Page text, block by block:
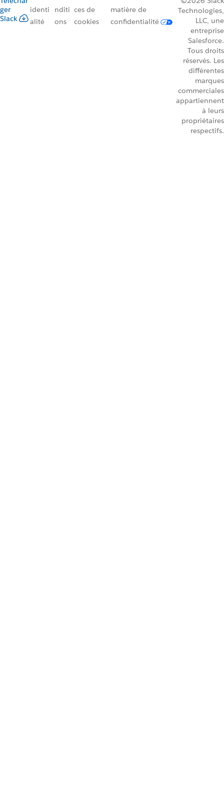
ger
Slack
identi
alité
nditi
ons
ces de
cookies
matière de
confidentialité
Technologies,
LLC, une
entreprise
Salesforce.
Tous droits
réservés. Les
différentes
marques
commerciales
appartiennent
à leurs
propriétaires
respectifs.